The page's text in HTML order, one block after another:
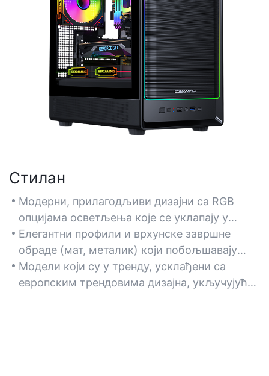
Стилан
Модерни, прилагодљиви дизајни са RGB
опцијама осветљења које се уклапају у
разноврсну естетику ентеријера и
подешавања за игре.
Елегантни профили и врхунске завршне
обраде (мат, металик) који побољшавају
радни простор или декор дома, а
истовремено обезбеђују функционалност.
Модели који су у тренду, усклађени са
европским трендовима дизајна, укључујући